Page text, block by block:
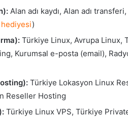
Alan adı kaydı, Alan adı
)
Türkiye Linux, Avrupa Linux,
Kurumsal e-posta (email),
Türkiye Lokasyon Linux
Reseller Hosting
Türkiye Linux VPS, Türkiye